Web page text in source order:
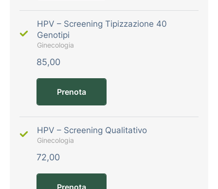
HPV – Screening Tipizzazione 40
Genotipi
Ginecologia
85,00
Prenota
HPV – Screening Qualitativo
Ginecologia
72,00
Prenota